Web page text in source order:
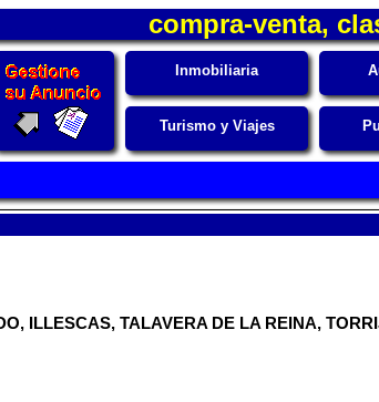
compra-venta,
Inmobiliaria
Turismo y Viajes
ILLESCAS, TALAVERA DE LA REINA,